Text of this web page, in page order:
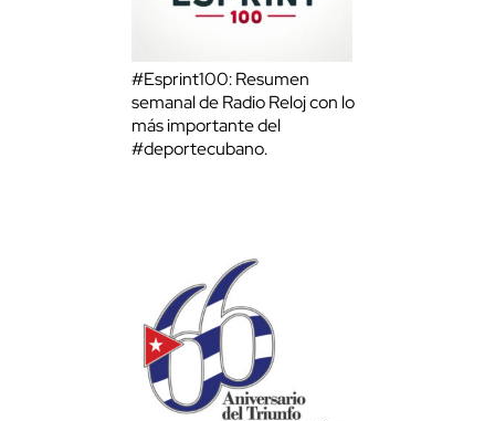
#Esprint100: Resumen
semanal de Radio Reloj con lo
más importante del
#deportecubano.